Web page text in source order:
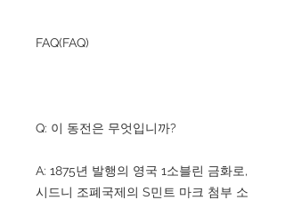
FAQ(FAQ)
Q: 이 동전은 무엇입니까?
A: 1875년 발행의 영국 1소블린 금화로,
시드니 조폐국제의 S민트 마크 첨부 소